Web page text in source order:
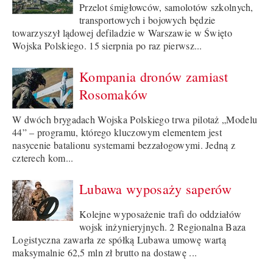
Przelot śmigłowców, samolotów szkolnych,
transportowych i bojowych będzie
towarzyszył lądowej defiladzie w Warszawie w Święto
Wojska Polskiego. 15 sierpnia po raz pierwsz...
Kompania dronów zamiast
Rosomaków
W dwóch brygadach Wojska Polskiego trwa pilotaż „Modelu
44” – programu, którego kluczowym elementem jest
nasycenie batalionu systemami bezzałogowymi. Jedną z
czterech kom...
Lubawa wyposaży saperów
Kolejne wyposażenie trafi do oddziałów
wojsk inżynieryjnych. 2 Regionalna Baza
Logistyczna zawarła ze spółką Lubawa umowę wartą
maksymalnie 62,5 mln zł brutto na dostawę ...